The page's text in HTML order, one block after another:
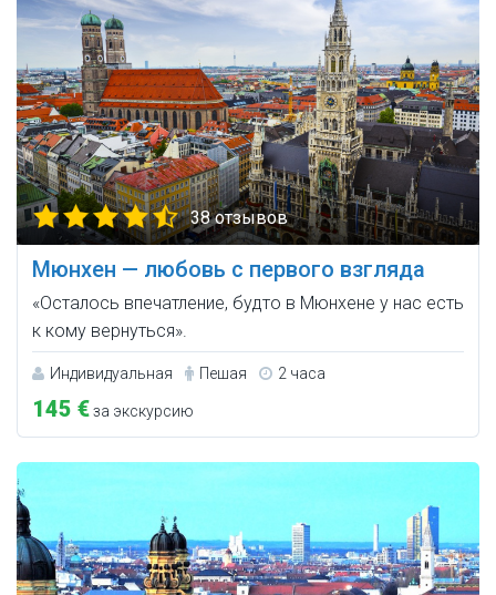
38 отзывов
Мюнхен — любовь с первого взгляда
«Осталось впечатление, будто в Мюнхене у нас есть
к кому вернуться».
Индивидуальная Пешая 2 часа
145 €за экскурсию